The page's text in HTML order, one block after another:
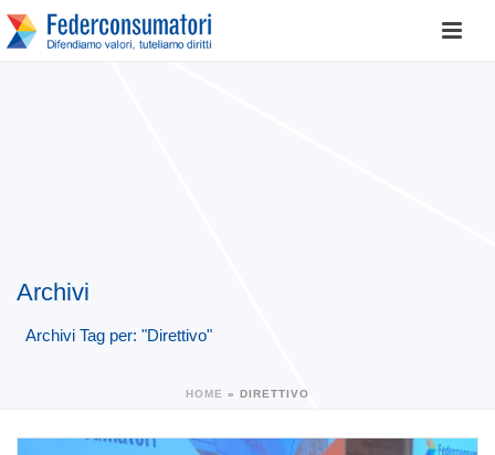
Archivi
Archivi Tag per: "Direttivo"
HOME » DIRETTIVO